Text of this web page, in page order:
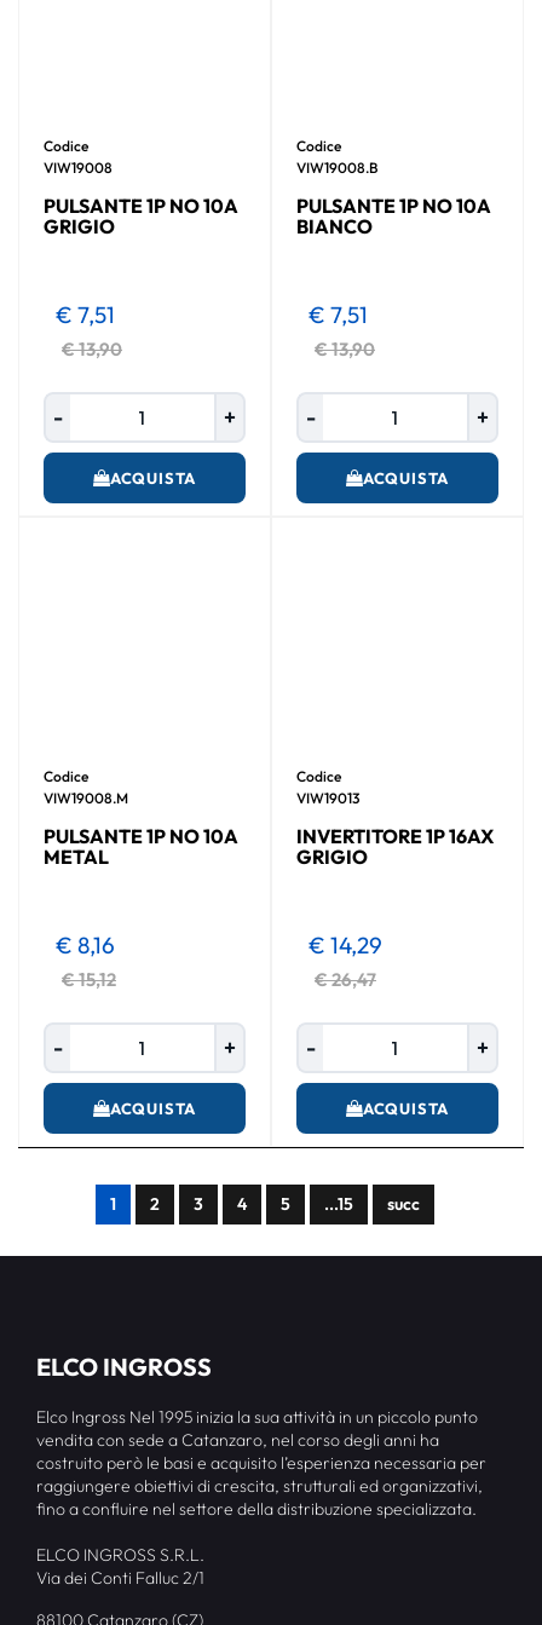
Codice
VIW19008
PULSANTE 1P NO 10A
GRIGIO
€ 13,90
€ 7,51
ACQUISTA
Codice
VIW19008.B
PULSANTE 1P NO 10A
BIANCO
€ 13,90
€ 7,51
ACQUISTA
Codice
VIW19008.M
PULSANTE 1P NO 10A
METAL
€ 15,12
€ 8,16
ACQUISTA
Codice
VIW19013
INVERTITORE 1P 16AX
GRIGIO
€ 26,47
€ 14,29
ACQUISTA
1 2 3 4 5 ...15 succ
ELCO INGROSS
Elco Ingross Nel 1995 inizia la sua attività in un piccolo punto
vendita con sede a Catanzaro, nel corso degli anni ha
costruito però le basi e acquisito l’esperienza necessaria per
raggiungere obiettivi di crescita, strutturali ed organizzativi,
fino a confluire nel settore della distribuzione specializzata.
ELCO INGROSS S.R.L.
Via dei Conti Falluc 2/1
88100 Catanzaro (CZ)